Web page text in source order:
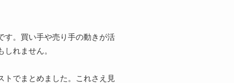
す。買い手や売り手の動きが活
れません。
トでまとめました。これさえ見